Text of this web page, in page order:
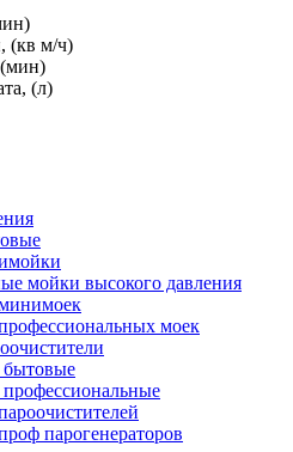
(кв м/ч)
(мин)
(л)
мойки высокого давления
моек
бытовые
парогенераторов